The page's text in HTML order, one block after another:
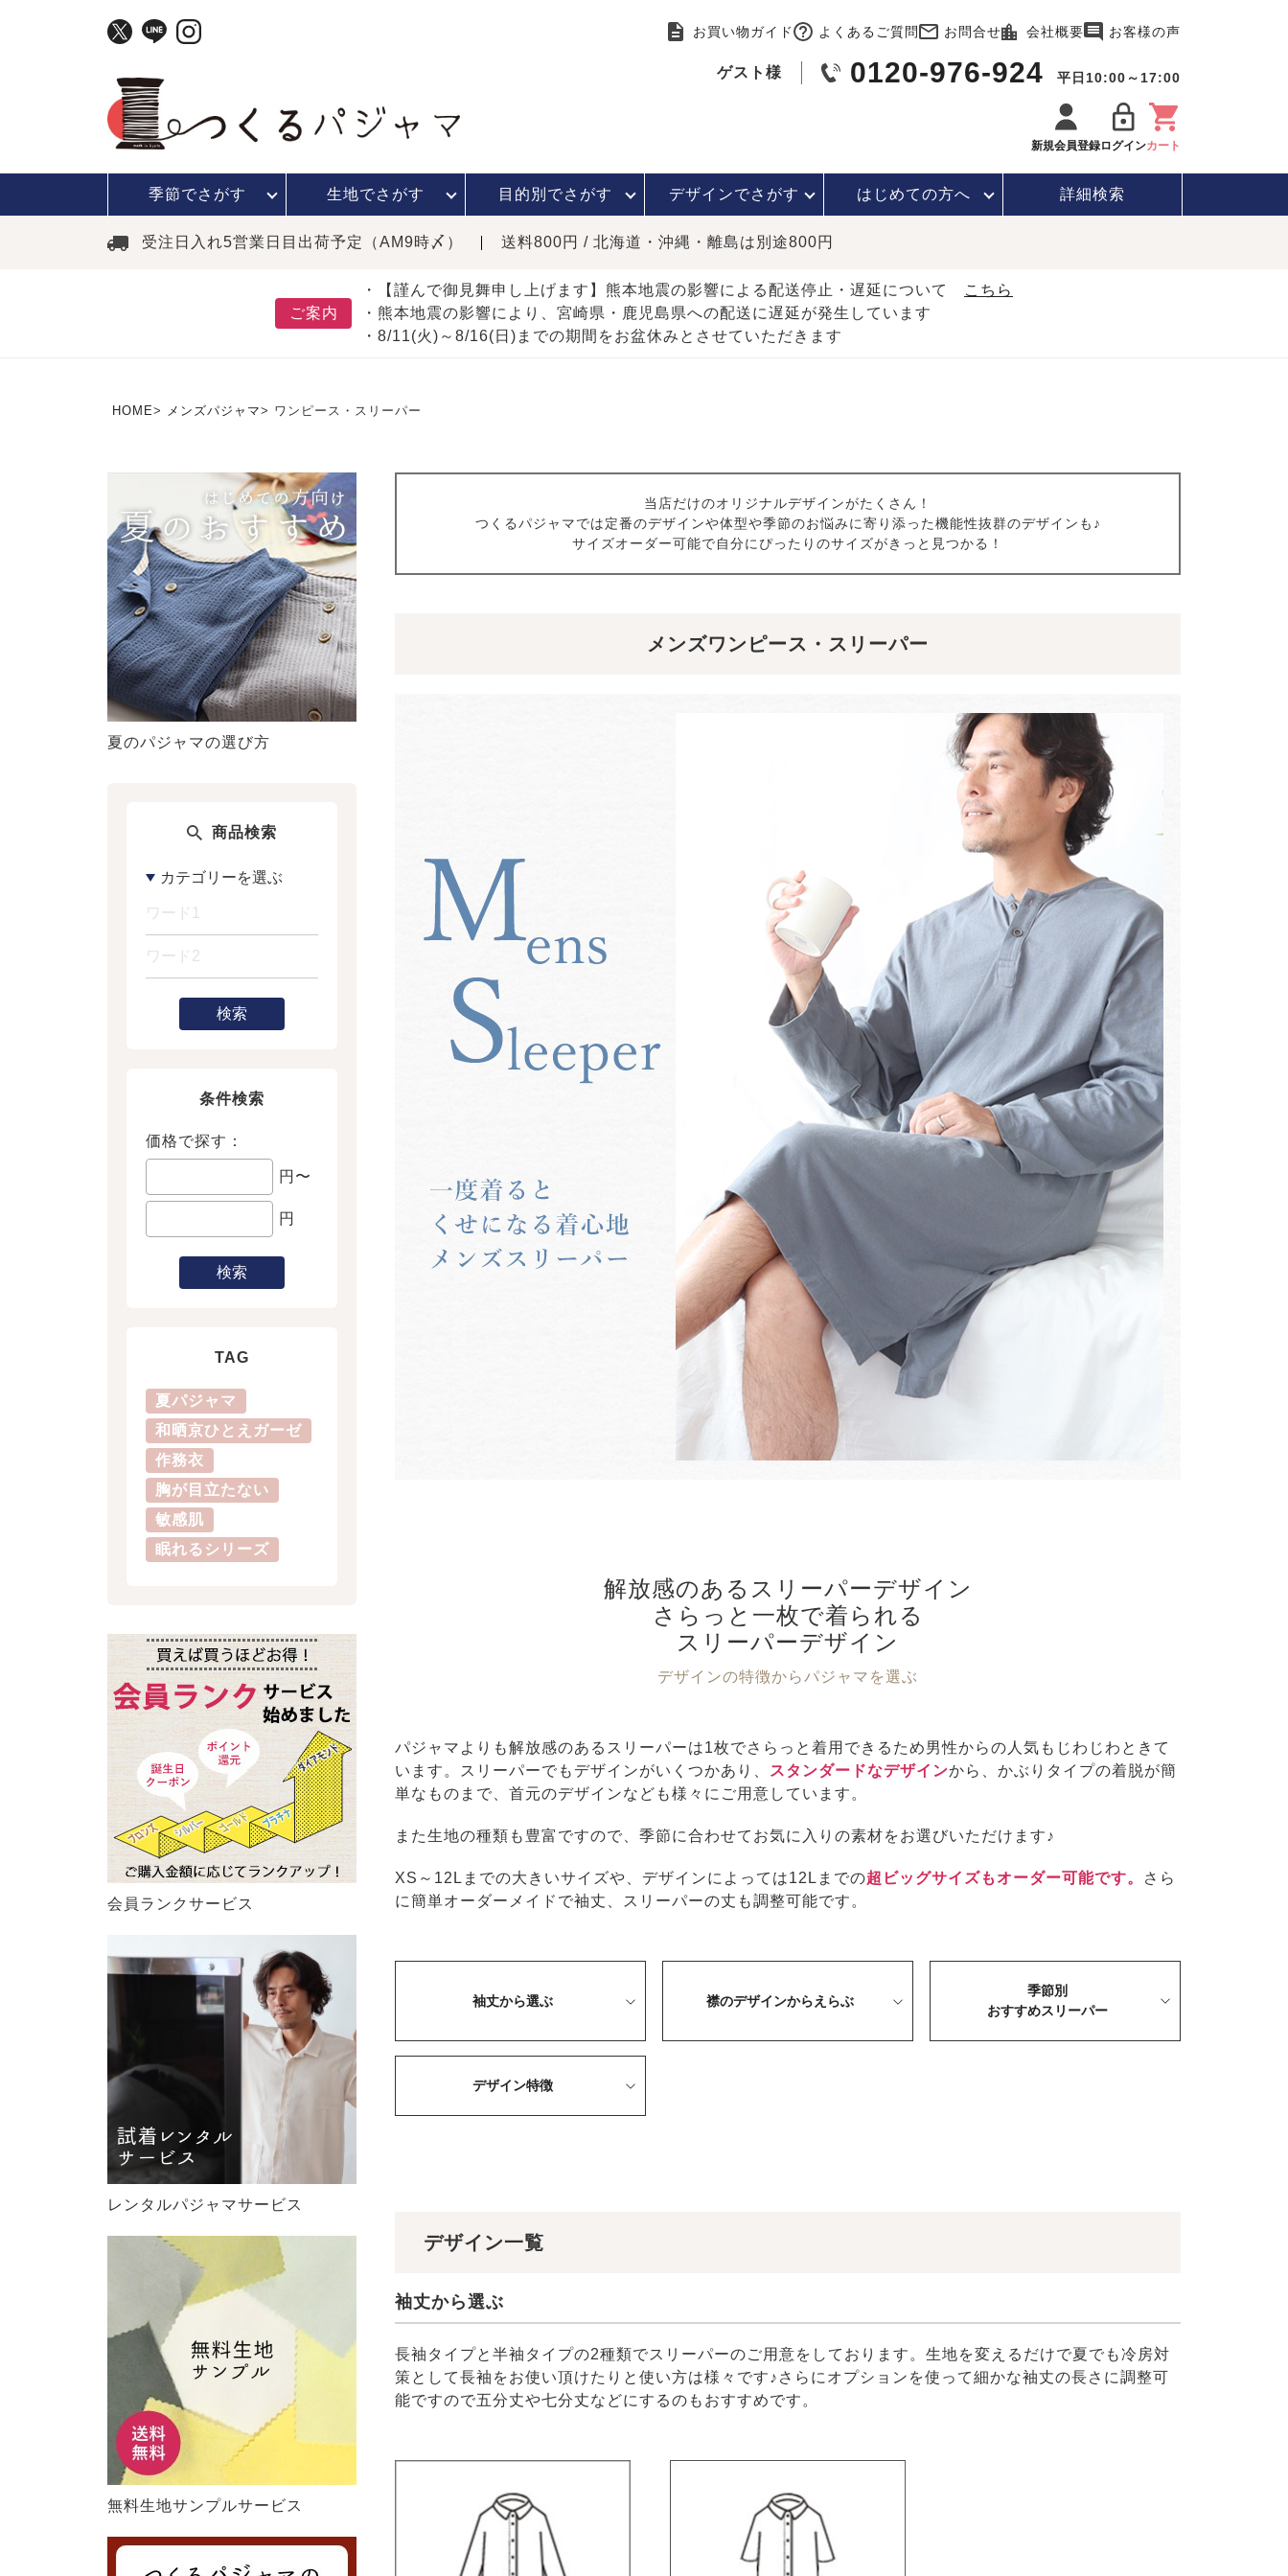
お買い物ガイド よくあるご質問 お問合せ 会社概要 お客様の声
ゲスト様 0120-976-924 平日10:00～17:00
新規会員登録ログインカート
季節でさがす 生地でさがす 目的別でさがす デザインでさがす はじめての方へ 詳細検索
受注日入れ5営業日目出荷予定（AM9時〆） 送料800円 / 北海道・沖縄・離島は別途800円
ご案内
・【謹んで御見舞申し上げます】熊本地震の影響による配送停止・遅延について
こちら
・熊本地震の影響により、宮崎県・鹿児島県への配送に遅延が発生しています
・8/11(火)～8/16(日)までの期間をお盆休みとさせていただきます
HOME メンズパジャマ ワンピース・スリーパー
夏のパジャマの選び方
商品検索
検索
条件検索
価格で探す：
円〜
円
検索
TAG
夏パジャマ
和晒京ひとえガーゼ
作務衣
胸が目立たない
敏感肌
眠れるシリーズ
会員ランクサービス
レンタルパジャマサービス
無料生地サンプルサービス
当店だけのオリジナルデザインがたくさん！
つくるパジャマでは定番のデザインや体型や季節のお悩みに寄り添った機能性抜群のデザインも♪
サイズオーダー可能で自分にぴったりのサイズがきっと見つかる！
メンズワンピース・スリーパー
解放感のあるスリーパーデザイン
さらっと一枚で着られる
スリーパーデザイン
デザインの特徴からパジャマを選ぶ
パジャマよりも解放感のあるスリーパーは1枚でさらっと着用できるため男性からの人気もじわじわときて
います。スリーパーでもデザインがいくつかあり、
スタンダードなデザインから、かぶりタイプの着脱が簡
単なものまで、首元のデザインなども様々にご用意しています。
また生地の種類も豊富ですので、季節に合わせてお気に入りの素材をお選びいただけます♪
XS～12Lまでの大きいサイズや、デザインによっては12Lまでの超ビッグサイズもオーダー可能です。
さら
に簡単オーダーメイドで袖丈、スリーパーの丈も調整可能です。
袖丈から選ぶ 襟のデザインからえらぶ
季節別
おすすめスリーパー
デザイン特徴
デザイン一覧
袖丈から選ぶ
長袖タイプと半袖タイプの2種類でスリーパーのご用意をしております。生地を変えるだけで夏でも冷房対
策として長袖をお使い頂けたりと使い方は様々です♪さらにオプションを使って細かな袖丈の長さに調整可
能ですので五分丈や七分丈などにするのもおすすめです。